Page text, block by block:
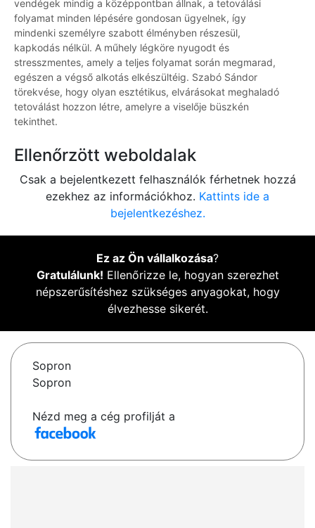
vendégek mindig a középpontban állnak, a tetoválási
folyamat minden lépésére gondosan ügyelnek, így
mindenki személyre szabott élményben részesül,
kapkodás nélkül. A műhely légköre nyugodt és
stresszmentes, amely a teljes folyamat során megmarad,
egészen a végső alkotás elkészültéig. Szabó Sándor
törekvése, hogy olyan esztétikus, elvárásokat meghaladó
tetoválást hozzon létre, amelyre a viselője büszkén
tekinthet.
Ellenőrzött weboldalak
Csak a bejelentkezett felhasználók férhetnek hozzá
ezekhez az információkhoz. Kattints ide a
bejelentkezéshez.
Ez az Ön vállalkozása?
Gratulálunk! Ellenőrizze le, hogyan szerezhet
népszerűsítéshez szükséges anyagokat, hogy
élvezhesse sikerét.
Sopron
Sopron
Nézd meg a cég profilját a